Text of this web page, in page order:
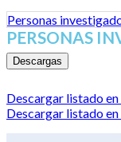
Personas
PERSONAS
Descargas
Descargar listado en
Descargar listado